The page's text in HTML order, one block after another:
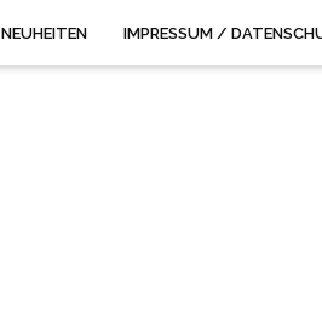
NEUHEITEN IMPRESSUM /